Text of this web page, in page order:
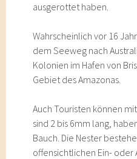
ausgerottet haben.
Wahrscheinlich vor 16
dem Seeweg nach
Kolonien im Hafen von
Gebiet des Amazonas.
Auch Touristen können
sind 2 bis 6mm lang,
Bauch. Die Nester
offensichtlichen Ein- oder